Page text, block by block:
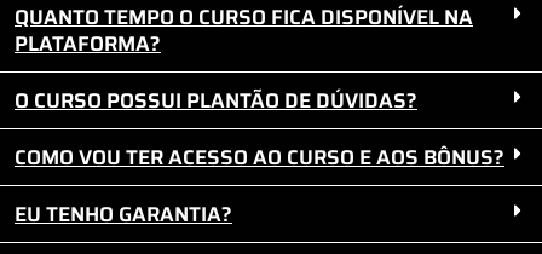
QUANTO TEMPO O CURSO FICA DISPONÍVEL NA
PLATAFORMA?
O CURSO POSSUI PLANTÃO DE DÚVIDAS?
COMO VOU TER ACESSO AO CURSO E AOS BÔNUS?
EU TENHO GARANTIA?